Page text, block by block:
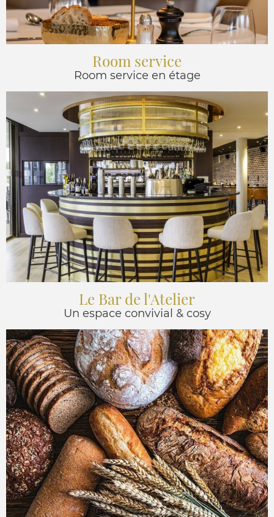
Room service
Room service en étage
Le Bar de l'Atelier
Un espace convivial & cosy